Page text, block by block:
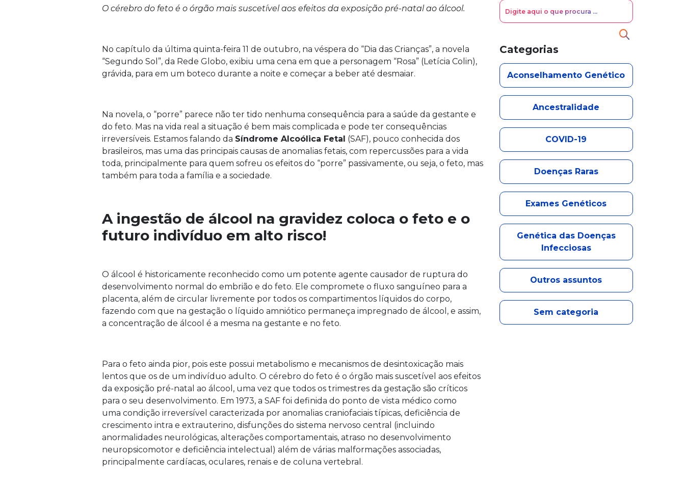
O cérebro do feto é o órgão mais suscetível aos efeitos da exposição pré-natal ao álcool.
No capítulo da última quinta-feira 11 de outubro, na véspera do “Dia das Crianças”, a novela
“Segundo Sol”, da Rede Globo, exibiu uma cena em que a personagem “Rosa” (Letícia Colin),
grávida, para em um boteco durante a noite e começar a beber até desmaiar.
Na novela, o “porre” parece não ter tido nenhuma consequência para a saúde da gestante e
do feto. Mas na vida real a situação é bem mais complicada e pode ter consequências
irreversíveis. Estamos falando da Síndrome Alcoólica Fetal (SAF), pouco conhecida dos
brasileiros, mas uma das principais causas de anomalias fetais, com repercussões para a vida
toda, principalmente para quem sofreu os efeitos do “porre” passivamente, ou seja, o feto, mas
também para toda a família e a sociedade.
A ingestão de álcool na gravidez coloca o feto e o
futuro indivíduo em alto risco!
O álcool é historicamente reconhecido como um potente agente causador de ruptura do
desenvolvimento normal do embrião e do feto. Ele compromete o fluxo sanguíneo para a
placenta, além de circular livremente por todos os compartimentos líquidos do corpo,
fazendo com que na gestação o líquido amniótico permaneça impregnado de álcool, e assim,
a concentração de álcool é a mesma na gestante e no feto.
Para o feto ainda pior, pois este possui metabolismo e mecanismos de desintoxicação mais
lentos que os de um indivíduo adulto. O cérebro do feto é o órgão mais suscetível aos efeitos
da exposição pré-natal ao álcool, uma vez que todos os trimestres da gestação são críticos
para o seu desenvolvimento. Em 1973, a SAF foi definida do ponto de vista médico como
uma condição irreversível caracterizada por anomalias craniofaciais típicas, deficiência de
crescimento intra e extrauterino, disfunções do sistema nervoso central (incluindo
anormalidades neurológicas, alterações comportamentais, atraso no desenvolvimento
neuropsicomotor e deficiência intelectual) além de várias malformações associadas,
principalmente cardíacas, oculares, renais e de coluna vertebral.
Search for:
Categorias
Aconselhamento Genético
Ancestralidade
COVID-19
Doenças Raras
Exames Genéticos
Genética das Doenças
Infecciosas
Outros assuntos
Sem categoria